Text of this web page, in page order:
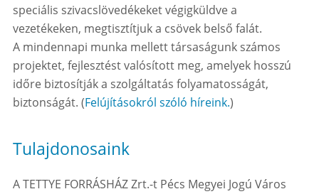
speciális szivacslövedékeket végigküldve a
vezetékeken, megtisztítjuk a csövek belső falát.
A mindennapi munka mellett társaságunk számos
projektet, fejlesztést valósított meg, amelyek hosszú
időre biztosítják a szolgáltatás folyamatosságát,
biztonságát. (Felújításokról szóló híreink.)
Tulajdonosaink
A TETTYE FORRÁSHÁZ Zrt.-t Pécs Megyei Jogú Város